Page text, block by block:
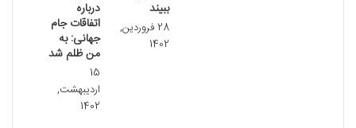
ببیند
28 فروردین,
1402
درباره
اتفاقات جام
جهانی: به
من ظلم شد
15
اردیبهشت,
1402